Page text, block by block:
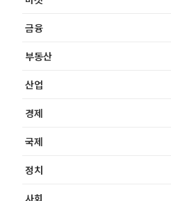
금융
부동산
산업
경제
국제
정치
사회